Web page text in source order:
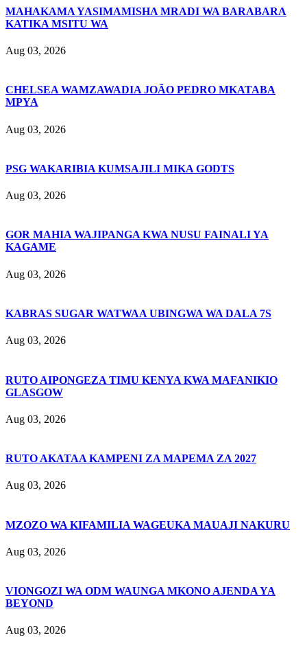
MAHAKAMA YASIMAMISHA MRADI WA BARABARA
KATIKA MSITU WA
Aug 03, 2026
CHELSEA WAMZAWADIA JOÃO PEDRO MKATABA
MPYA
Aug 03, 2026
PSG WAKARIBIA KUMSAJILI MIKA GODTS
Aug 03, 2026
GOR MAHIA WAJIPANGA KWA NUSU FAINALI YA
KAGAME
Aug 03, 2026
KABRAS SUGAR WATWAA UBINGWA WA DALA 7S
Aug 03, 2026
RUTO AIPONGEZA TIMU KENYA KWA MAFANIKIO
GLASGOW
Aug 03, 2026
RUTO AKATAA KAMPENI ZA MAPEMA ZA 2027
Aug 03, 2026
MZOZO WA KIFAMILIA WAGEUKA MAUAJI NAKURU
Aug 03, 2026
VIONGOZI WA ODM WAUNGA MKONO AJENDA YA
BEYOND
Aug 03, 2026